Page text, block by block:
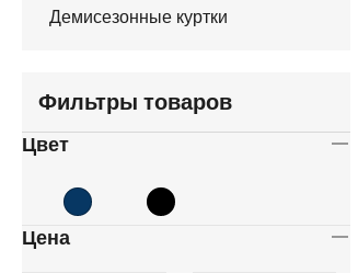
Демисезонные куртки
Фильтры товаров
Цвет
Цена